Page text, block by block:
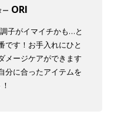
ー ORI
子がイマイチかも…と
です！お手入れにひと
メージケアができます
分に合ったアイテムを